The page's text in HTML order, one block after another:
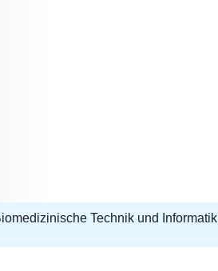
Technik und Informatik